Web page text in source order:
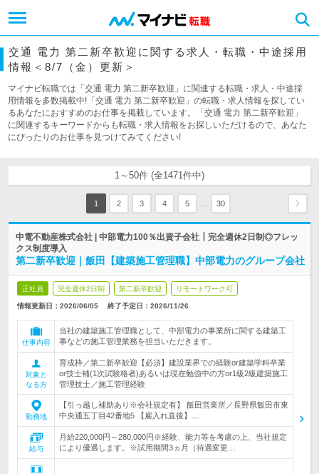
交通 電力 第二新卒歓迎に関する求人・転職・中途採用
情報＜8/7（金）更新＞
マイナビ転職では「交通 電力 第二新卒歓迎」に関連する転職・求人・中途採
用情報を多数掲載中!「交通 電力 第二新卒歓迎」の転職・求人情報を探してい
るあなたにおすすめのお仕事を掲載しています。「交通 電力 第二新卒歓迎」
に関連するキーワードからも転職・求人情報をお探しいただけるので、あなた
にぴったりのお仕事を見つけてみてください!
1～50件 (全1471件中)
1 2 3 4 5 30
中電不動産株式会社 | 中部電力100％出資子会社┃完全週休2日制◎フレッ
クス制度導入
第二新卒歓迎｜飯田【建築施工管理職】中部電力のグループ会社
正社員 完全週休2日制 第二新卒歓迎 リモートワーク可
情報更新日：2026/06/05 終了予定日： 2026/11/26
仕事内容
当社の建築施工管理職として、中部電力の事業所に関する建築工
事などの施工管理業務を担当いただきます。
対象と
なる方
育成枠／第二新卒歓迎【必須】建設業界での経験or建築学科卒業
or技士補(1次試験格者)あるいは現在勉強中の方or1級2級建築施工
管理技士／施工管理経験
勤務地
【引っ越し補助あり※会社規定有】 飯田営業所／長野県飯田市東
中央通五丁目42番地5 【雇入れ直後】…
給与
月給220,000円～280,000円※経験、能力等を考慮の上、当社規定
により優遇します。※試用期間3ヵ月（待遇変更…